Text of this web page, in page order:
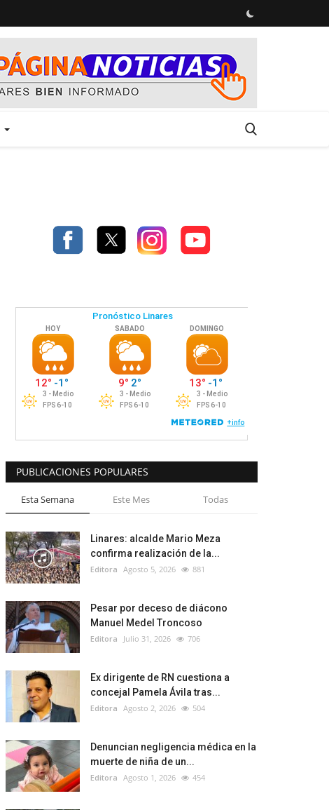
PUBLICACIONES POPULARES
Esta Semana Este Mes Todas
Linares: alcalde Mario Meza
confirma realización de la...
Editora Agosto 5, 2026 881
Pesar por deceso de diácono
Manuel Medel Troncoso
Editora Julio 31, 2026 706
Ex dirigente de RN cuestiona a
concejal Pamela Ávila tras...
Editora Agosto 2, 2026 504
Denuncian negligencia médica en la
muerte de niña de un...
Editora Agosto 1, 2026 454